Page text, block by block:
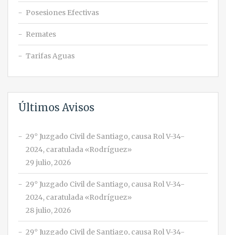
Posesiones Efectivas
Remates
Tarifas Aguas
Últimos Avisos
29° Juzgado Civil de Santiago, causa Rol V-34-
2024, caratulada «Rodríguez»
29 julio, 2026
29° Juzgado Civil de Santiago, causa Rol V-34-
2024, caratulada «Rodríguez»
28 julio, 2026
29° Juzgado Civil de Santiago, causa Rol V-34-